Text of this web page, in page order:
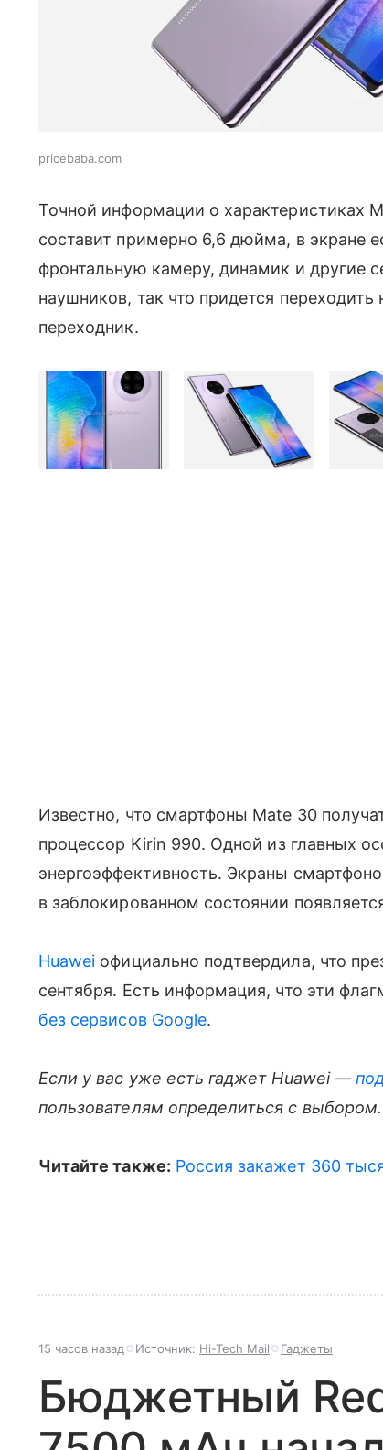
pricebaba.com
Точной информации о характеристиках
составит примерно 6,6 дюйма, в экране
фронтальную камеру, динамик и другие
наушников, так что придется
переходник.
Известно, что смартфоны Mate 30
процессор Kirin 990. Одной из главных
энергоэффективность. Экраны
в заблокированном состоянии
Huawei официально подтвердила, что
сентября. Есть информация, что эти
без сервисов Google.
Если у вас уже есть гаджет Huawei —
пользователям определиться с выбором.
Читайте также: Россия закажет 360
15 часов назад Источник: Hi-Tech Mail Гаджеты
Бюджетный